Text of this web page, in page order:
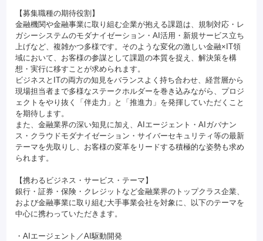
【募集職種の期待役割】
金融機関や金融事業に取り組む企業が抱える課題は、規制対応・レ
ガシーシステムのモダナイゼーション・AI活用・新規サービス立ち
上げなど、複雑かつ多様です。そのような変化の激しい金融×IT領
域において、お客様の参謀として課題の本質を捉え、解決策を構
想・実行に移すことが求められます。
ビジネスとITの両方の知見をバランスよく持ち合わせ、経営層から
現場担当者まで多様なステークホルダーを巻き込みながら、プロジ
ェクトをやり抜く「伴走力」と「推進力」を発揮していただくこと
を期待します。
また、金融業界の深い知見に加え、AIエージェント・AIガバナン
ス・クラウドモダナイゼーション・サイバーセキュリティ等の最新
テーマを先取りし、お客様の変革をリードする積極的な姿勢も求め
られます。
【携わるビジネス・サービス・テーマ】
銀行・証券・保険・クレジットなど金融業界のトップクラス企業、
および金融事業に取り組む大手事業会社を対象に、以下のテーマを
中心に携わっていただきます。
・AIエージェント／AI駆動開発